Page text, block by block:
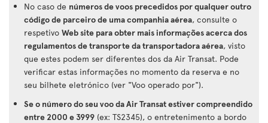
No caso de números de voos precedidos por qualquer outro
código de parceiro de uma companhia aérea, consulte o
respetivo Web site para obter mais informações acerca dos
regulamentos de transporte da transportadora aérea, visto
que estes podem ser diferentes dos da Air Transat. Pode
verificar estas informações no momento da reserva e no
seu bilhete eletrónico (ver "Voo operado por").
Se o número do seu voo da Air Transat estiver compreendido
entre 2000 e 3999 (ex: TS2345), o entretenimento a bordo